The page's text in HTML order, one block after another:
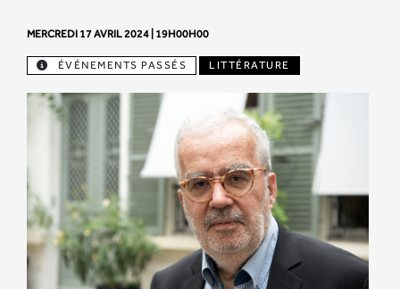
MERCREDI 17 AVRIL 2024 | 19H00H00
ÉVÉNEMENTS PASSÉS LITTÉRATURE